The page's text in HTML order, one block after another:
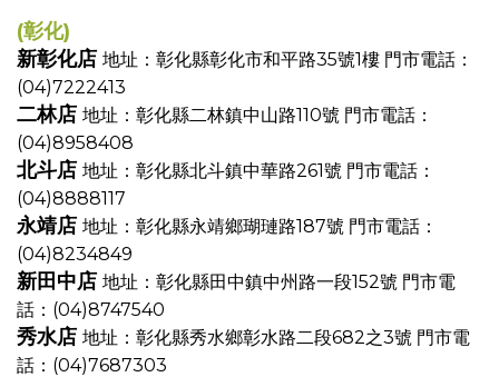
(彰化)
新彰化店 地址：彰化縣彰化市和平路35號1樓 門市電話：
(04)7222413
二林店 地址：彰化縣二林鎮中山路110號 門市電話：
(04)8958408
北斗店 地址：彰化縣北斗鎮中華路261號 門市電話：
(04)8888117
永靖店 地址：彰化縣永靖鄉瑚璉路187號 門市電話：
(04)8234849
新田中店 地址：彰化縣田中鎮中州路一段152號 門市電
話：(04)8747540
秀水店 地址：彰化縣秀水鄉彰水路二段682之3號 門市電
話：(04)7687303